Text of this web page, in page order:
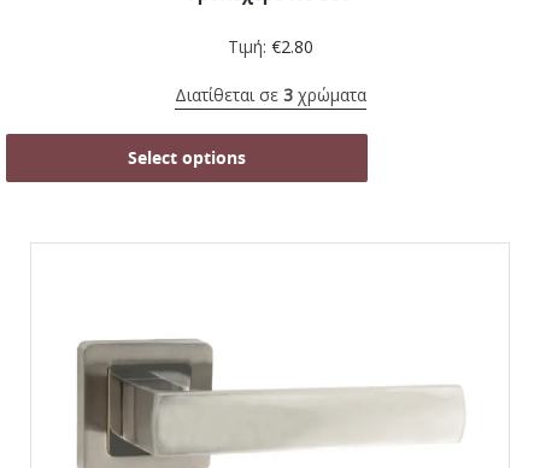
Τιμή: €2.80
Διατίθεται σε 3χρώματα
Select options